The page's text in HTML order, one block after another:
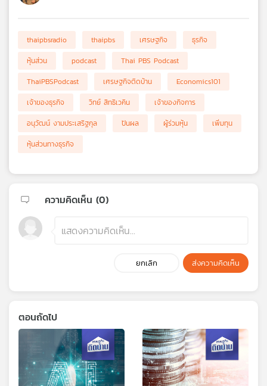
thaipbsradio thaipbs เศรษฐกิจ
ธุรกิจ
หุ้นส่วน
podcast
Thai PBS Podcast
ThaiPBSPodcast
เศรษฐกิจติดบ้าน
Economics101
เจ้าของธุรกิจ
วิทย์ สิทธิเวคิน
เจ้าของกิจการ
อนุวัฒน์ งามประเสริฐกุล
ปันผล ผู้ร่วมหุ้น
เพิ่มทุน
หุ้นส่วนทางธุรกิจ
ความคิดเห็น (0)
ยกเลิก ส่งความคิดเห็น
ตอนถัดไป